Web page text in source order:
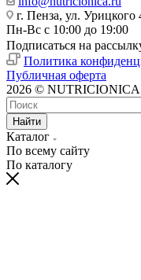
г. Пенза, ул. Урицкого
Пн-Вс с 10:00 до 19:00
Подписаться на
Политика
Публичная оферта
2026 ©
Найти
Каталог
По всему сайту
По каталогу